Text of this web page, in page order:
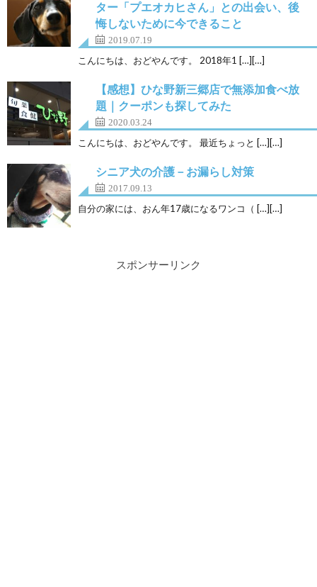
ター「プエオカヒさん」との出会い、後
悔しないために今できること
2019.07.19
こんにちは、おどやんです。 2018年1 […][…]
【感想】ひな野新三郷店で無添加食べ放
題｜クーポンも探してみた
2020.03.24
こんにちは、おどやんです。 最近ちょっと […][…]
シニア犬の介護－お漏らし対策
2017.09.13
自分の家には、おん年17歳になるワンコ（ […][…]
スポンサーリンク